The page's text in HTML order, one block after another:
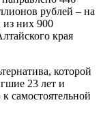
рублей – на
них 900
края
которой
23 лет и
самостоятельной